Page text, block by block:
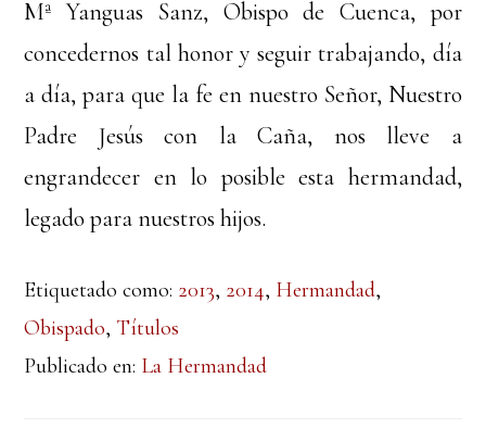
Mª Yanguas Sanz, Obispo de Cuenca, por
concedernos tal honor y seguir trabajando, día
a día, para que la fe en nuestro Señor, Nuestro
Padre Jesús con la Caña, nos lleve a
engrandecer en lo posible esta hermandad,
legado para nuestros hijos.
Etiquetado como: 2013, 2014, Hermandad,
Obispado, Títulos
Publicado en: La Hermandad